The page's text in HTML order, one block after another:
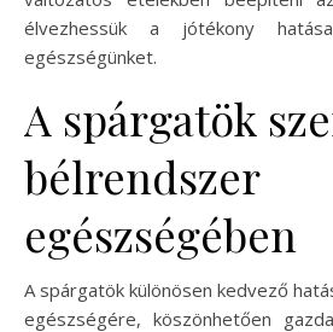
élvezhessük a jótékony
egészségünket.
A spárgatök
bélrendszer
egészségében
A spárgatök különösen kedvező
egészségére, köszönhetően